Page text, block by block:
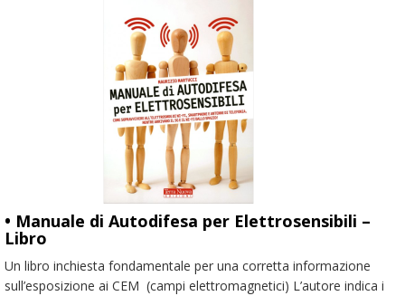
• Manuale di Autodifesa per Elettrosensibili –
Libro
Un libro inchiesta fondamentale per una corretta informazione
sull’esposizione ai CEM (campi elettromagnetici) L’autore indica i